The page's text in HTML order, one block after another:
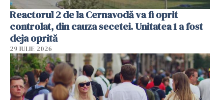
Reactorul 2 de la Cernavodă va fi oprit
controlat, din cauza secetei. Unitatea 1 a fost
deja oprită
29 IULIE 2026